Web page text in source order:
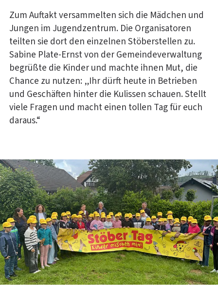
Zum Auftakt versammelten sich die Mädchen und
Jungen im Jugendzentrum. Die Organisatoren
teilten sie dort den einzelnen Stöberstellen zu.
Sabine Plate-Ernst von der Gemeindeverwaltung
begrüßte die Kinder und machte ihnen Mut, die
Chance zu nutzen: „Ihr dürft heute in Betrieben
und Geschäften hinter die Kulissen schauen. Stellt
viele Fragen und macht einen tollen Tag für euch
daraus.“